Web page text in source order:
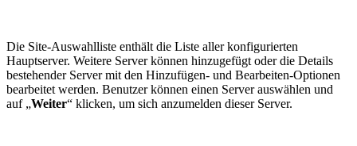
Die Site-Auswahlliste enthält die Liste aller konfigurierten
Hauptserver. Weitere Server können hinzugefügt oder die Details
bestehender Server mit den Hinzufügen- und Bearbeiten-Optionen
bearbeitet werden. Benutzer können einen Server auswählen und
auf „Weiter“ klicken, um sich anzumelden dieser Server.